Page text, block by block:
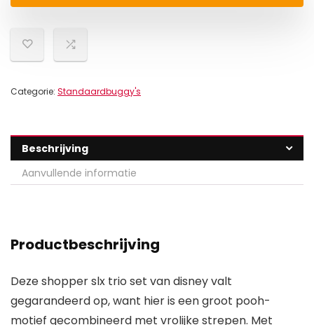
Categorie: Standaardbuggy's
Beschrijving
Aanvullende informatie
Productbeschrijving
Deze shopper slx trio set van disney valt
gegarandeerd op, want hier is een groot pooh-
motief gecombineerd met vrolijke strepen. Met